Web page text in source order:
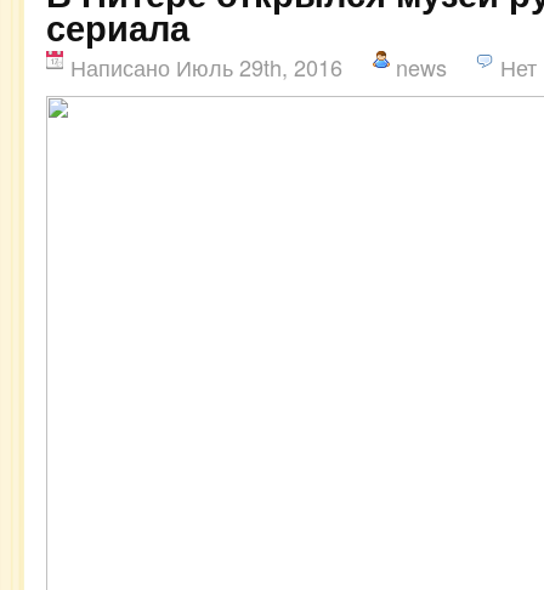
сериала
Написано Июль 29th, 2016 news Нет